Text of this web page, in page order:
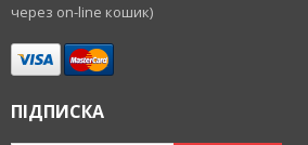
через on-line кошик)
ПІДПИСКА